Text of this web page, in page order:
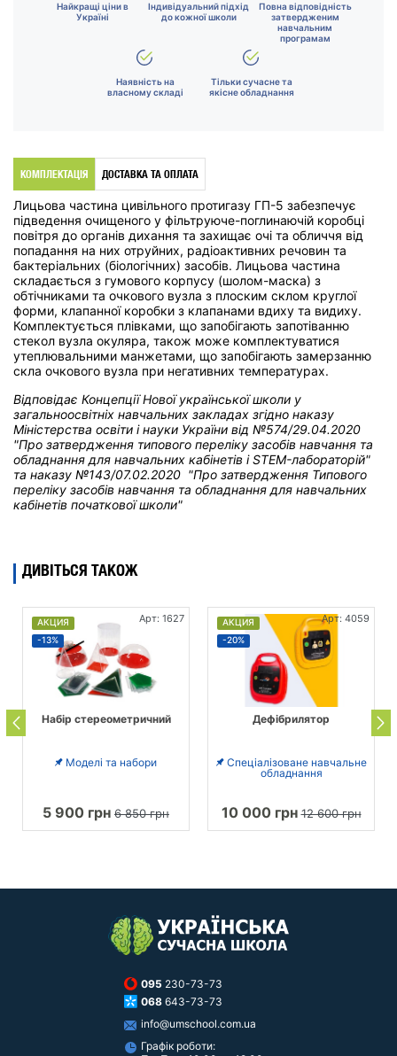
Найкращі ціни в
Україні
Індивідуальний підхід
до кожної школи
Повна відповідність
затвердженим
навчальним
програмам
Наявність на
власному складі
Тільки сучасне та
якісне обладнання
КОМПЛЕКТАЦІЯ ДОСТАВКА ТА ОПЛАТА
Лицьова частина цивільного протигазу ГП-5 забезпечує
підведення очищеного у фільтруюче-поглинаючій коробці
повітря до органів дихання та захищає очі та обличчя від
попадання на них отруйних, радіоактивних речовин та
бактеріальних (біологічних) засобів. Лицьова частина
складається з гумового корпусу (шолом-маска) з
обтічниками та очкового вузла з плоским склом круглої
форми, клапанної коробки з клапанами вдиху та видиху.
Комплектується плівками, що запобігають запотіванню
стекол вузла окуляра, також може комплектуватися
утеплювальними манжетами, що запобігають замерзанню
скла очкового вузла при негативних температурах.
Відповідає Концепції Нової української школи у
загальноосвітніх навчальних закладах згідно наказу
Міністерства освіти і науки України від №574/29.04.2020
"Про затвердження типового переліку засобів навчання та
обладнання для навчальних кабінетів і STEM-лабораторій"
та наказу №143/07.02.2020 "Про затвердження Типового
переліку засобів навчання та обладнання для навчальних
кабінетів початкової школи"
ДИВІТЬСЯ ТАКОЖ
АКЦИЯ
-13%
Арт: 1627
Набір стереометричний
Моделі та набори
5 900 грн 6 850 грн
АКЦИЯ
-20%
Арт: 4059
Дефібрилятор
Спеціалізоване навчальне
обладнання
10 000 грн12 600 грн
095 230-73-73
068 643-73-73
info@umschool.com.ua
Графік роботи: